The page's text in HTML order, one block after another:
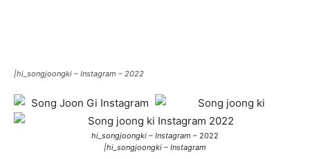
|hi_songjoongki – Instagram – 2022
hi_songjoongki – Instagram – 2022
|hi_songjoongki – Instagram